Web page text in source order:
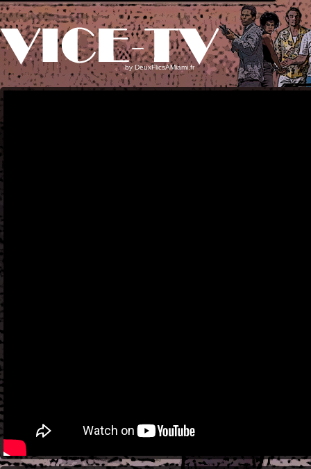
by DeuxFlicsAMiami.fr